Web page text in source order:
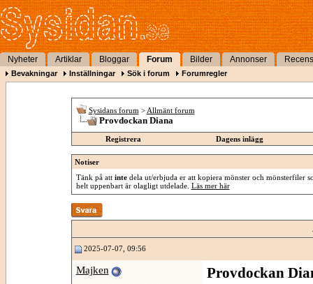
Nyheter Artiklar Bloggar Forum Bilder Annonser
Bevakningar Inställningar Sök i forum Forumregler
Sysidans forum > Allmänt forum
Provdockan Diana
Registrera Dagens inlägg
Notiser
Tänk på att intedela ut/erbjuda er att kopiera mönster och mönsterfiler
helt uppenbart är olagligt utdelade. Läs mer här
2025-07-07, 09:56
Majken
Provdockan